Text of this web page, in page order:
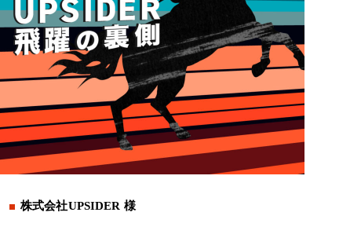
株式会社UPSIDER 様